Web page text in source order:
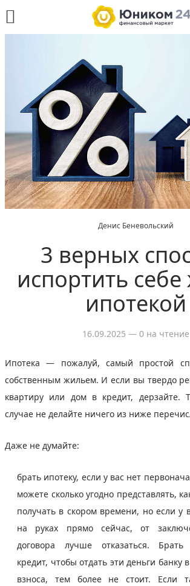
Денис Беневольский
3 верных
испортить
ипотекой
16.09.2025 — 0 на чтение
Ипотека — пожалуй, самый простой
собственным жильем. И если вы твердо
квартиру или дом в кредит, дерзайте.
случае не делайте ничего из ниже
Даже не думайте:
брать ипотеку, если у вас нет
можете сколько угодно представлять,
получать в скором времени, но если у
на руках прямо сейчас, от
договора лучше отказаться. Брать
кредит, чтобы отдать эти деньги банку
взноса, тем более не стоит. Если